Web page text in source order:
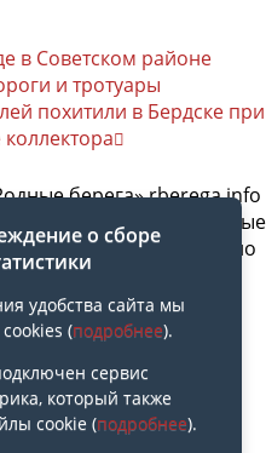
в Советском районе
и тротуары
похитили в Бердске при
коллектора
берега» rberega.info
сетевого издания «Родные
от 11.01.2019 г., выдано
в сфере связи,
и массовых
ООО «СовИнформ».
Ерлан Омарович
о сборе
удобства сайта мы
(подробнее).
сервис
который также
cookie (подробнее).